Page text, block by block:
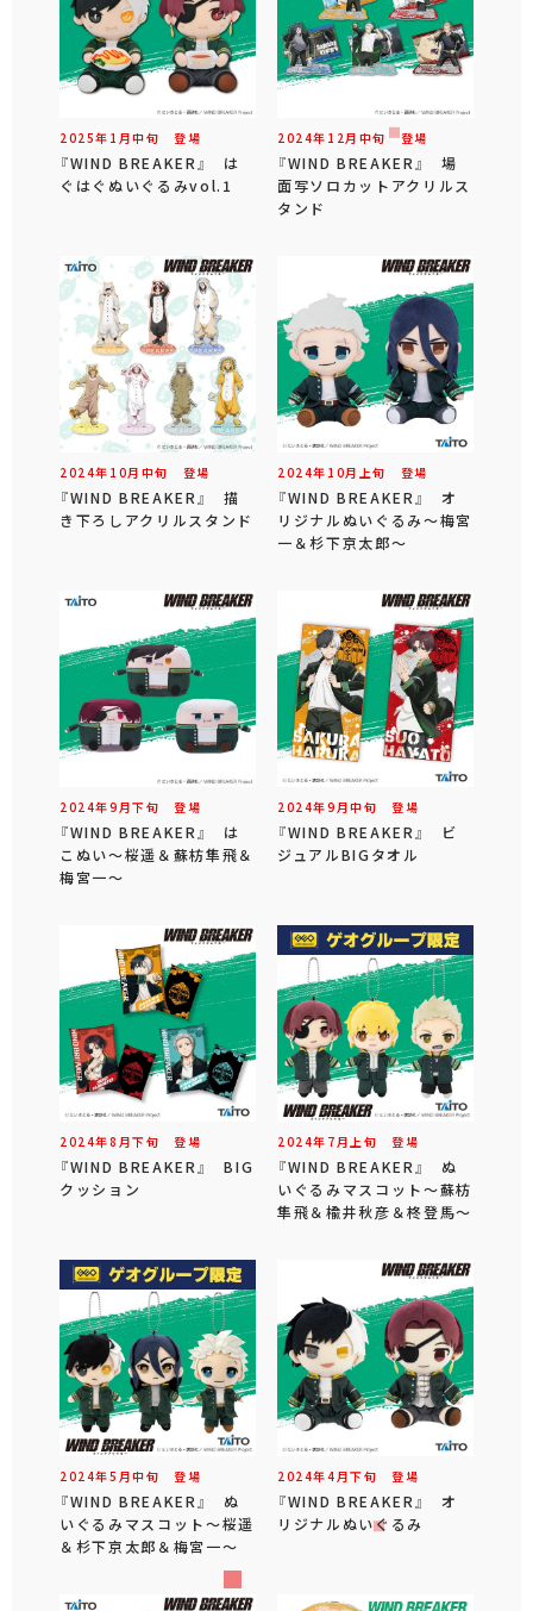
2025年 1 月中旬 登場
『WIND BREAKER』 は
ぐはぐぬいぐるみvol.1
2024年 12 月 中旬 登場
『WIND BREAKER』 場
面写ソロカットアクリルス
タンド
2024年 10月 中旬 登場
『WIND BREAKER』 描
き下ろしアクリルスタンド
2024年 10月 上旬 登場
『WIND BREAKER』 オ
リジナルぬいぐるみ～梅宮
一＆杉下京太郎～
2024年9 月下旬 登場
『WIND BREAKER』 は
こぬい～桜遥＆蘇枋隼飛＆
梅宮一～
2024年9 月中旬 登場
『WIND BREAKER』 ビ
ジュアルBIGタオル
2024年8 月下旬 登場
『WIND BREAKER』 BIG
クッション
2024年 7 月 上旬 登場
『WIND BREAKER』 ぬ
いぐるみマスコット～蘇枋
隼飛＆楡井秋彦＆柊登馬～
2024年5 月中旬 登場
『WIND BREAKER』 ぬ
いぐるみマスコット～桜遥
＆杉下京太郎＆梅宮一～
2024年4 月下旬 登場
『WIND BREAKER』 オ
リジナルぬいぐるみ